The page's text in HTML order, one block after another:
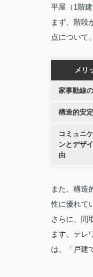
平屋（1階
まず、階段
点について
メリ
家事動線
構造的安
コミュニ
ンとデザ
由
また、構造
性に優れて
さらに、間
ます。テレ
は、「戸建